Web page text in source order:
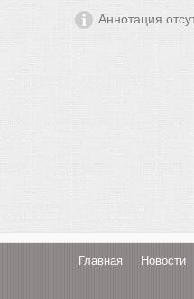
Аннотация
Главная Новости